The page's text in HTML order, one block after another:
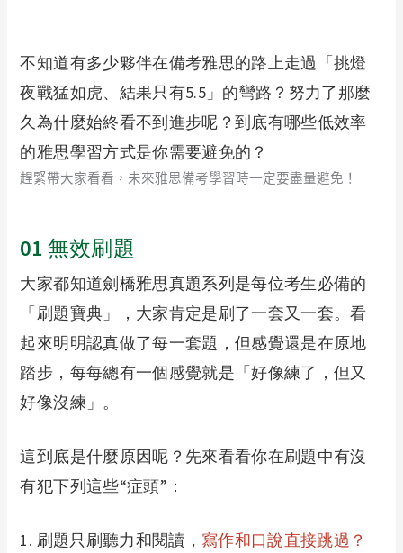
不知道有多少夥伴在備考雅思的路上走過「挑燈
夜戰猛如虎、結果只有5.5」的彎路？努力了那麼
久為什麼始終看不到進步呢？到底有哪些低效率
的雅思學習方式是你需要避免的？
趕緊帶大家看看，未來雅思備考學習時一定要盡量避免！
01 無效刷題
大家都知道劍橋雅思真題系列是每位考生必備的
「刷題寶典」，大家肯定是刷了一套又一套。看
起來明明認真做了每一套題，但感覺還是在原地
踏步，每每總有一個感覺就是「好像練了，但又
好像沒練」。
這到底是什麼原因呢？先來看看你在刷題中有沒
有犯下列這些“症頭”：
1. 刷題只刷聽力和閱讀， 寫作和口說直接跳過？